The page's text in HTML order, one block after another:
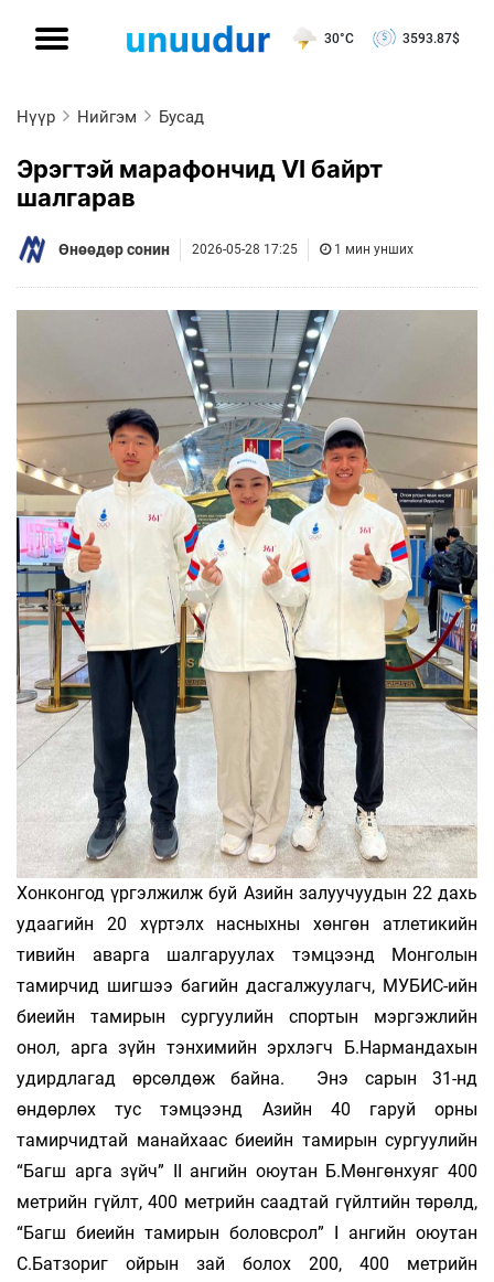
30°C 3593.87$
Нүүр Нийгэм Бусад
Эрэгтэй марафончид VI байрт
шалгарав
Өнөөдөр сонин 2026-05-28 17:25 1 мин унших
Хонконгод үргэлжилж буй Азийн залуучуудын 22 дахь
удаагийн 20 хүртэлх насныхны хөнгөн атлетикийн
тивийн аварга шалгаруулах тэмцээнд Монголын
тамирчид шигшээ багийн дасгалжуулагч, МУБИС-ийн
биеийн тамирын сургуулийн спортын мэргэжлийн
онол, арга зүйн тэнхимийн эрхлэгч Б.Нармандахын
удирдлагад өрсөлдөж байна. Энэ сарын 31-нд
өндөрлөх тус тэмцээнд Азийн 40 гаруй орны
тамирчидтай манайхаас биеийн тамирын сургуулийн
“Багш арга зүйч” II ангийн оюутан Б.Мөнгөнхуяг 400
метрийн гүйлт, 400 метрийн саадтай гүйлтийн төрөлд,
“Багш биеийн тамирын боловсрол” I ангийн оюутан
С.Батзориг ойрын зай болох 200, 400 метрийн